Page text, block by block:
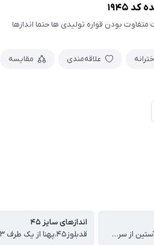
۱۹۴۵
۱۲ سال) به علت متفاوت بودن قواره تولیدی ها حتما اندازها
علاقه‌مندی مقایسه
قدبلوز۴۰،پهنا از یک طرف ۳۱،قدآستین از سرشونه ۳۶
اندازهای سایز ۴۵